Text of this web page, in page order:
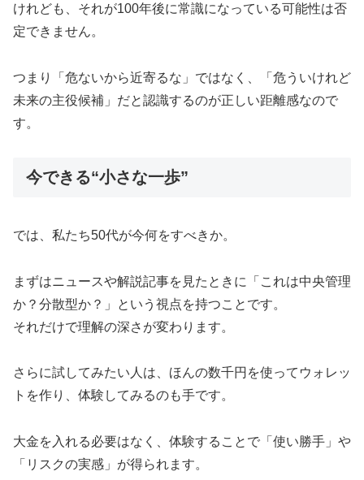
けれども、それが100年後に常識になっている可能性は否
定できません。
つまり「危ないから近寄るな」ではなく、「危ういけれど
未来の主役候補」だと認識するのが正しい距離感なので
す。
今できる“小さな一歩”
では、私たち50代が今何をすべきか。
まずはニュースや解説記事を見たときに「これは中央管理
か？分散型か？」という視点を持つことです。
それだけで理解の深さが変わります。
さらに試してみたい人は、ほんの数千円を使ってウォレッ
トを作り、体験してみるのも手です。
大金を入れる必要はなく、体験することで「使い勝手」や
「リスクの実感」が得られます。